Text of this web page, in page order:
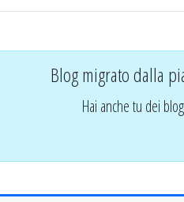
Blog migrato dalla
Hai anche tu dei